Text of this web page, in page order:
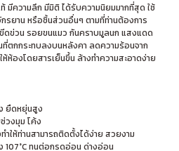
มีความลึก มีมิติ ได้รับความนิยมมากที่สุด ใช้
ยาน หรือชิ้นส่วนอื่นๆ ตามที่ท่านต้องการ
ข่วน รอยขนแมว กันคราบมูลนก แสงแดด
ตกกระทบลงบนหลังคา ลดความร้อนจาก
ห้องโดยสารเย็นขึ้น ล้างทำความสะอาดง่าย
ยืดหยุ่นสูง
วงมุม โค้ง
ำให้ท่านสามารถติดตั้งได้ง่าย สวยงาม
107°C ทนต่อกรดอ่อน ด่างอ่อน